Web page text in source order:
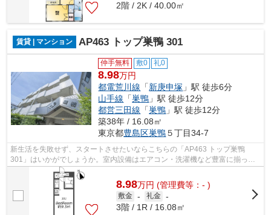
2階 / 2K / 40.00㎡
賃貸 | マンション AP463 トップ巣鴨 301
仲手無料 敷0 礼0
8.98万円
都電荒川線 「新庚申塚 」駅 徒歩6分
山手線 「巣鴨 」駅 徒歩12分
都営三田線 「巣鴨 」駅 徒歩12分
築38年 / 16.08㎡
東京都豊島区巣鴨５丁目34-7
新生活を失敗せず、スタートさせたいならこちらの「AP463 トップ巣鴨
301」はいかがでしょうか。室内設備はエアコン・洗濯機など豊富に揃って
おり、過ごしやすいお部屋になっておりま...
8.98万円 (管理費等：- )
敷金 - 礼金 -
3階 / 1R / 16.08㎡